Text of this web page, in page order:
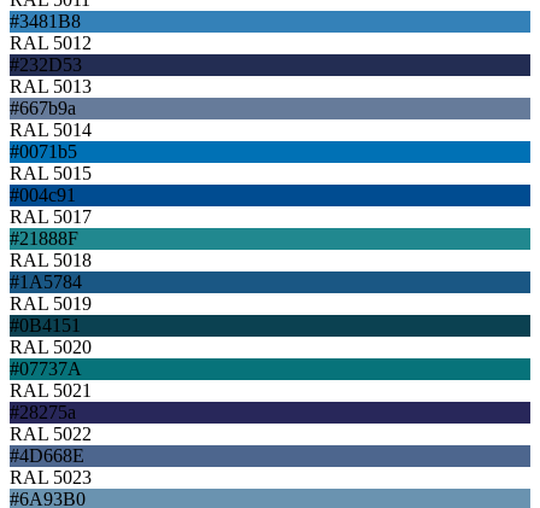
#3481B8
RAL 5012
#232D53
RAL 5013
#667b9a
RAL 5014
#0071b5
RAL 5015
#004c91
RAL 5017
#21888F
RAL 5018
#1A5784
RAL 5019
#0B4151
RAL 5020
#07737A
RAL 5021
#28275a
RAL 5022
#4D668E
RAL 5023
#6A93B0